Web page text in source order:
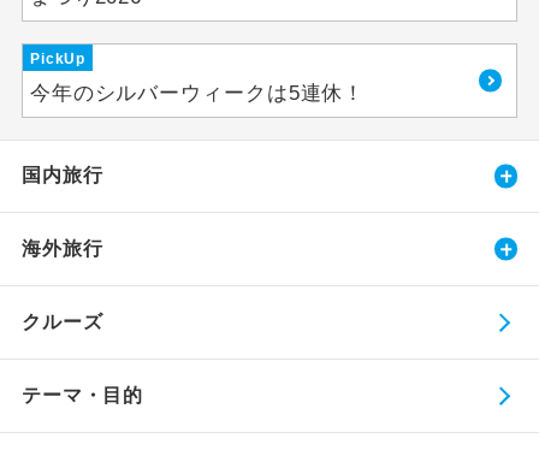
PickUp
今年のシルバーウィークは5連休！
国内旅行
海外旅行
クルーズ
テーマ・目的